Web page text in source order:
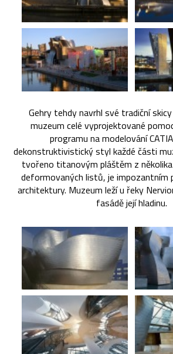
Gehry tehdy navrhl své tradiční
muzeum celé vyprojektované
programu na modelování
dekonstruktivistický styl každé části
tvořeno titanovým pláštěm z
deformovaných listů, je impozantním
architektury. Muzeum leží u řeky
fasádě její hladinu.